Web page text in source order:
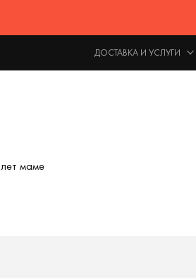
ДОСТАВКА И УСЛУГИ
маме